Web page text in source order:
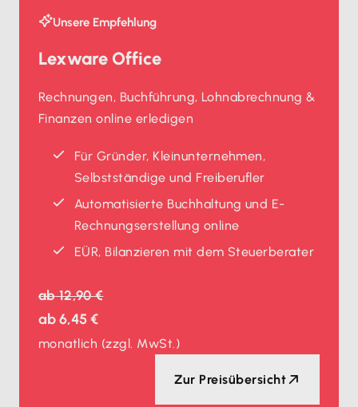
Unsere Empfehlung
Lexware Office
Rechnungen, Buchführung, Lohnabrechnung &
Finanzen online erledigen
Für Gründer, Kleinunternehmen,
Selbstständige und Freiberufler
Automatisierte Buchhaltung und E-
Rechnungserstellung online
EÜR, Bilanzieren mit dem Steuerberater
ab12,90 €
ab6,45 €
monatlich (zzgl. MwSt.)
Zur Preisübersicht